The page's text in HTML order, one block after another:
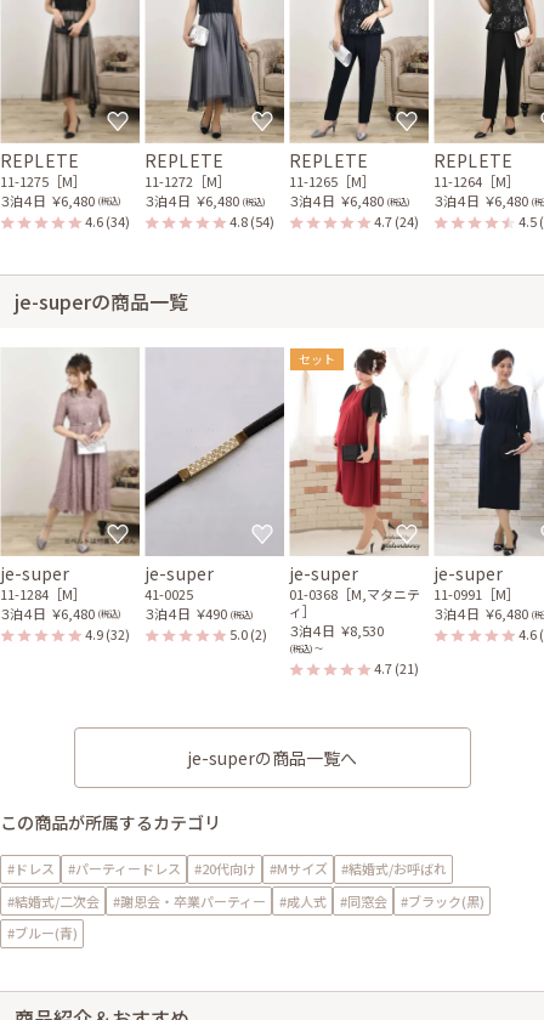
REPLETE
11-1275［M］
３泊４日 ￥6,480 (税込)
4.6(34)
REPLETE
11-1272［M］
３泊４日 ￥6,480 (税込)
4.8(54)
REPLETE
11-1265［M］
３泊４日 ￥6,480 (税込)
4.7(24)
REPLETE
11-1264［M］
３泊４日 ￥6,480 (
4.5
je-superの商品一覧
je-super
11-1284［M］
３泊４日 ￥6,480 (税込)
4.9(32)
je-super
41-0025
３泊４日 ￥490 (税込)
5.0(2)
セット
je-super
01-0368［M,マタニテ
ィ］
３泊４日 ￥8,530
(税込) 〜
4.7(21)
je-super
11-0991［M］
３泊４日 ￥6,480 (
4.6
je-superの商品一覧へ
この商品が所属するカテゴリ
#ドレス #パーティードレス #20代向け #Mサイズ
#結婚式/お呼ばれ
#結婚式/二次会
#謝恩会・卒業パーティー #成人式 #同窓会
#ブラック(黒)
#ブルー(青)